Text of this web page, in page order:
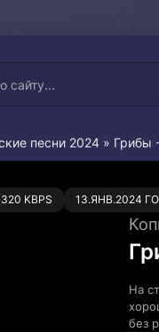
песни 2024 » Грибы
320 KBPS 13.ЯНВ.2024
0
На
без